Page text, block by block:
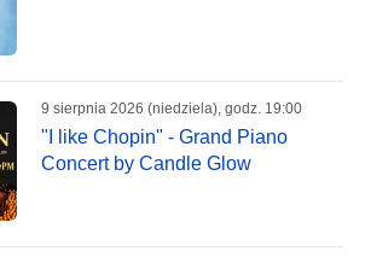
9 sierpnia 2026 (niedziela), godz. 19:00
"I like Chopin" - Grand Piano
Concert by Candle Glow